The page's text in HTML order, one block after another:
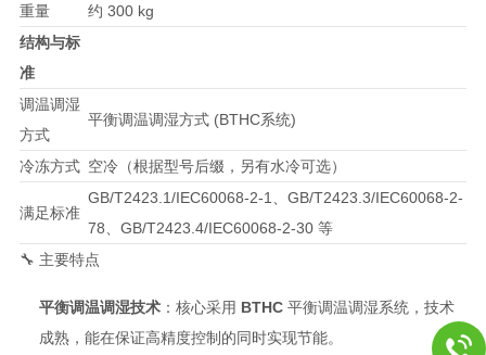
重量
约 300 kg
结构与标
准
调温调湿
方式
平衡调温调湿方式 (BTHC系统)
冷冻方式 空冷（根据型号后缀，另有水冷可选）
满足标准
GB/T2423.1/IEC60068-2-1、GB/T2423.3/IEC60068-2-
78、GB/T2423.4/IEC60068-2-30 等
🔧 主要特点
平衡调温调湿技术：核心采用 BTHC平衡调温调湿系统，技术
成熟，能在保证高精度控制的同时实现节能。